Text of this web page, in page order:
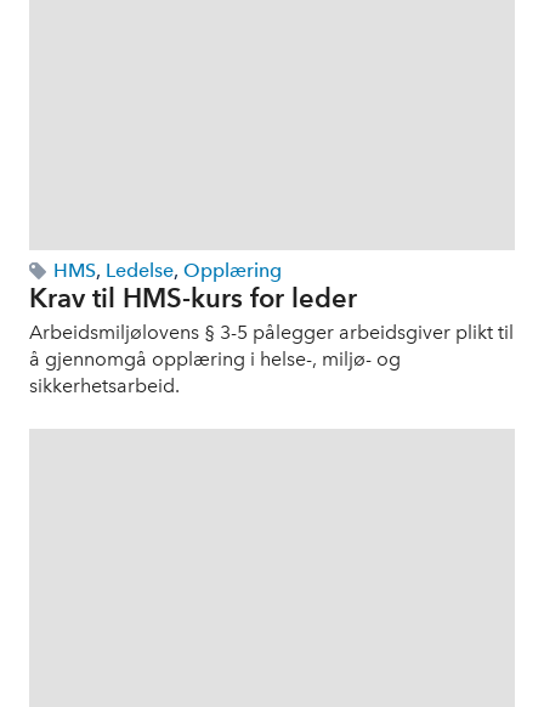
HMS, Ledelse, Opplæring
Krav til HMS-kurs for leder
Arbeidsmiljølovens § 3-5 pålegger arbeidsgiver plikt til
å gjennomgå opplæring i helse-, miljø- og
sikkerhetsarbeid.